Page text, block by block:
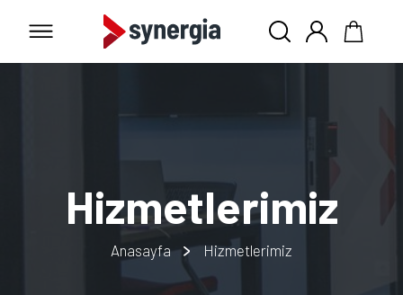
Hizmetlerimiz
Anasayfa Hizmetlerimiz